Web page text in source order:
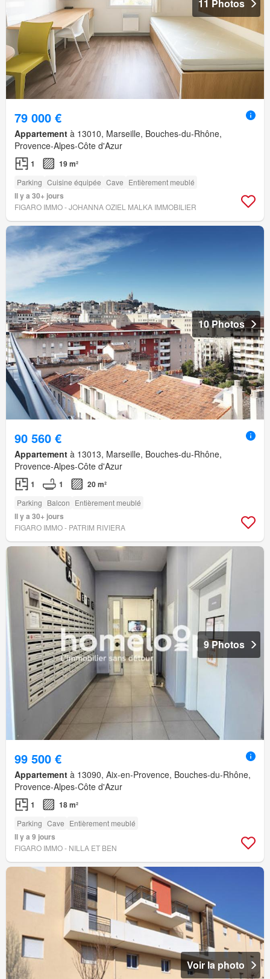
11 Photos
79 000 €
Appartement à 13010, Marseille, Bouches-du-Rhône,
Provence-Alpes-Côte d'Azur
1 19 m²
Parking Cuisine équipée Cave Entièrement meublé
Il y a 30+ jours
FIGARO IMMO - JOHANNA OZIEL MALKA IMMOBILIER
10 Photos
90 560 €
Appartement à 13013, Marseille, Bouches-du-Rhône,
Provence-Alpes-Côte d'Azur
1 1 20 m²
Parking Balcon Entièrement meublé
Il y a 30+ jours
FIGARO IMMO - PATRIM RIVIERA
9 Photos
99 500 €
Appartement à 13090, Aix-en-Provence, Bouches-du-Rhône,
Provence-Alpes-Côte d'Azur
1 18 m²
Parking Cave Entièrement meublé
Il y a 9 jours
FIGARO IMMO - NILLA ET BEN
Voir la photo